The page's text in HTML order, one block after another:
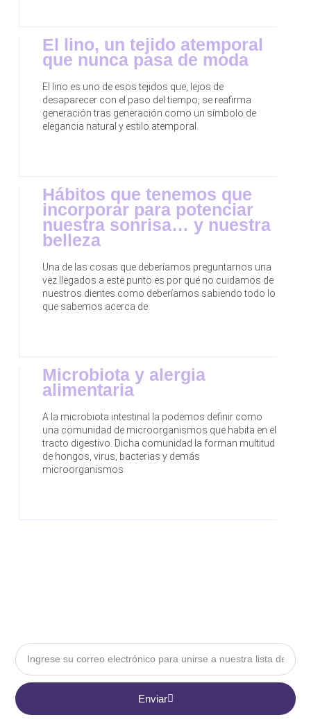
El lino, un tejido atemporal
que nunca pasa de moda
El lino es uno de esos tejidos que, lejos de
desaparecer con el paso del tiempo, se reafirma
generación tras generación como un símbolo de
elegancia natural y estilo atemporal.
Hábitos que tenemos que
incorporar para potenciar
nuestra sonrisa… y nuestra
belleza
Una de las cosas que deberíamos preguntarnos una
vez llegados a este punto es por qué no cuidamos de
nuestros dientes como deberíamos sabiendo todo lo
que sabemos acerca de
Microbiota y alergia
alimentaria
A la microbiota intestinal la podemos definir como
una comunidad de microorganismos que habita en el
tracto digestivo. Dicha comunidad la forman multitud
de hongos, virus, bacterias y demás
microorganismos
Email
Enviar